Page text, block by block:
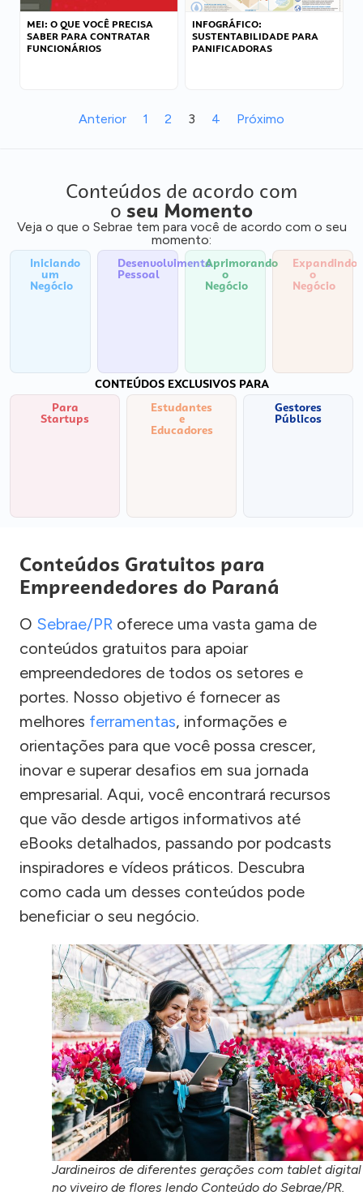
MEI: O QUE VOCÊ PRECISA
SABER PARA CONTRATAR
FUNCIONÁRIOS
INFOGRÁFICO:
SUSTENTABILIDADE PARA
PANIFICADORAS
Anterior 1 2 3 4 Próximo
Conteúdos de acordo com
o seu Momento
Veja o que o Sebrae tem para você de acordo com o seu
momento:
Iniciando
um
Negócio
Desenvolvimento
Pessoal
Aprimorando
o
Negócio
Expandindo
o
Negócio
CONTEÚDOS EXCLUSIVOS PARA
Para
Startups
Estudantes
e
Educadores
Gestores
Públicos
Conteúdos Gratuitos para
Empreendedores do Paraná
O Sebrae/PR oferece uma vasta gama de
conteúdos gratuitos para apoiar
empreendedores de todos os setores e
portes. Nosso objetivo é fornecer as
melhores ferramentas, informações e
orientações para que você possa crescer,
inovar e superar desafios em sua jornada
empresarial. Aqui, você encontrará recursos
que vão desde artigos informativos até
eBooks detalhados, passando por podcasts
inspiradores e vídeos práticos. Descubra
como cada um desses conteúdos pode
beneficiar o seu negócio.
Jardineiros de diferentes gerações com tablet digital
no viveiro de flores lendo Conteúdo do Sebrae/PR.